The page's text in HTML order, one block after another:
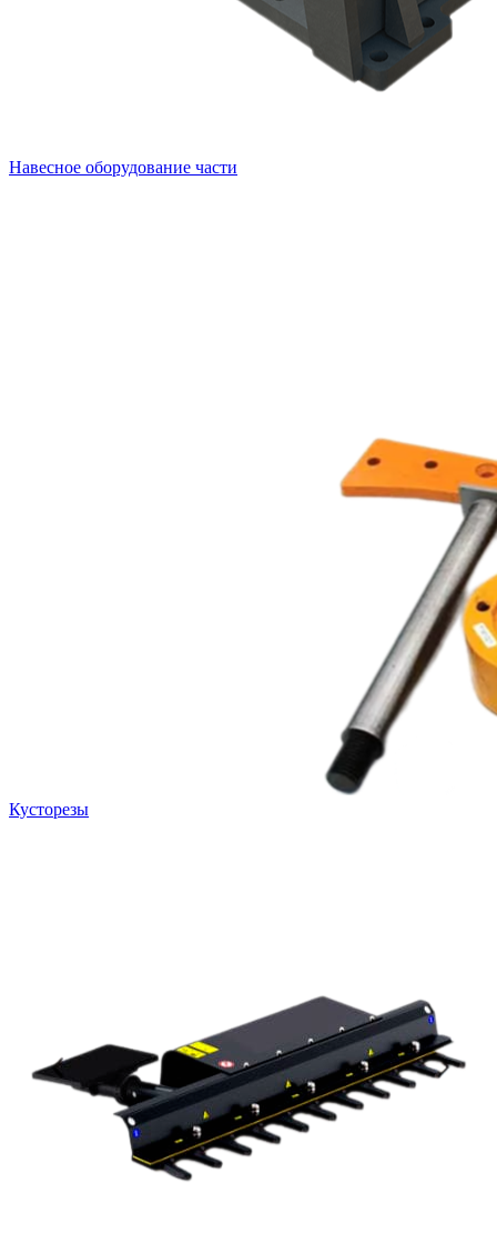
Навесное оборудование части
Кусторезы